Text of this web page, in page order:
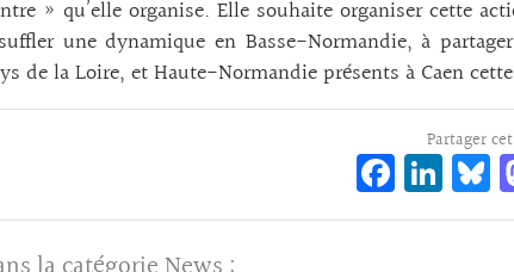
» qu’elle organise. Elle souhaite organiser cette
une dynamique en Basse-Normandie, à
de la Loire, et Haute-Normandie présents à Caen
Partager
Fa
ce
Li
n